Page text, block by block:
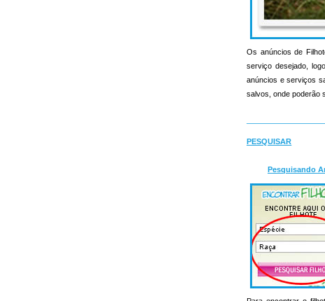
Os anúncios de
serviço desejado,
anúncios e serviços
salvos, onde poderão
PESQUISAR
Pesquisando